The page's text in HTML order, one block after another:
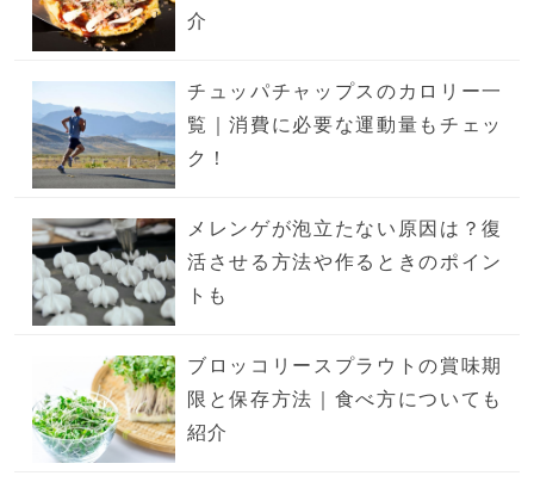
介
チュッパチャップスのカロリー一
覧｜消費に必要な運動量もチェッ
ク！
メレンゲが泡立たない原因は？復
活させる方法や作るときのポイン
トも
ブロッコリースプラウトの賞味期
限と保存方法｜食べ方についても
紹介